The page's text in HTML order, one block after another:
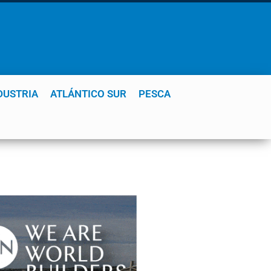
ATLÁNTICO SUR PESCA